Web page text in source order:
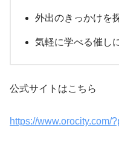
外出のきっかけを
気軽に学べる催し
公式サイトはこちら
https://www.orocity.com/